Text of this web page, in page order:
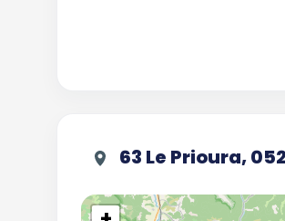
63 Le Prioura,